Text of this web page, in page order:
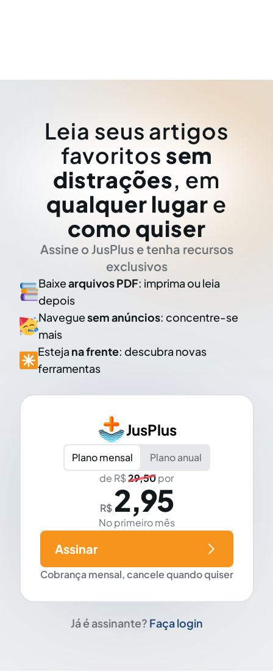
Leia seus artigos
favoritos sem
distrações, em
qualquer lugar e
como quiser
Assine o JusPlus e tenha recursos
exclusivos
Baixearquivos PDF: imprima ou leia
depois
Naveguesem anúncios: concentre-se
mais
Esteja na frente: descubra novas
ferramentas
JusPlus
Plano mensal
Plano anual
de R$29,50por
R$ 2,95
No primeiro mês
Cobrança mensal, cancele quando quiser
Assinar
Já é assinante? Faça login